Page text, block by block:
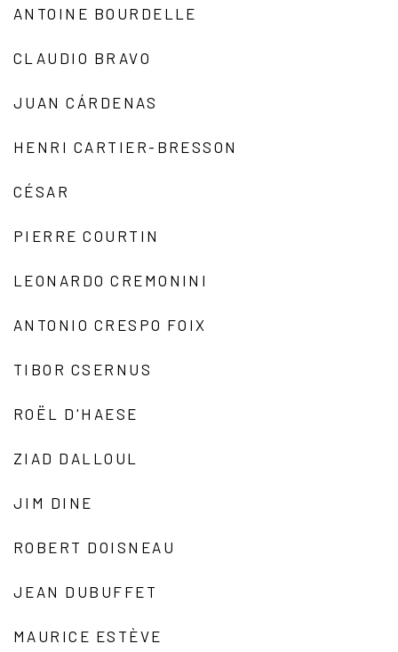
ANTOINE BOURDELLE
CLAUDIO BRAVO
JUAN CÁRDENAS
HENRI CARTIER-BRESSON
CÉSAR
PIERRE COURTIN
LEONARDO CREMONINI
ANTONIO CRESPO FOIX
TIBOR CSERNUS
ROËL D'HAESE
ZIAD DALLOUL
JIM DINE
ROBERT DOISNEAU
JEAN DUBUFFET
MAURICE ESTÈVE